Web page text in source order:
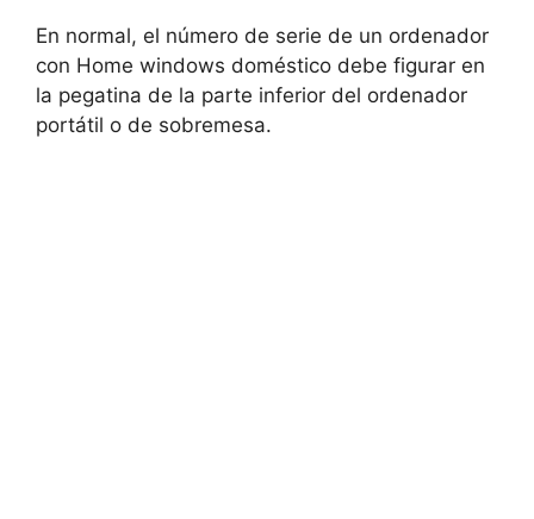
En normal, el número de serie de un ordenador
con Home windows doméstico debe figurar en
la pegatina de la parte inferior del ordenador
portátil o de sobremesa.